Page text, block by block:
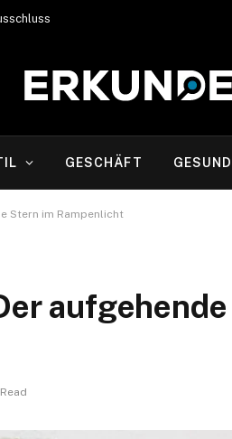
GESCHÄFT
Stern im Rampenlicht